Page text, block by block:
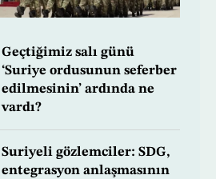
Geçtiğimiz salı günü
‘Suriye ordusunun seferber
edilmesinin’ ardında ne
vardı?
Suriyeli gözlemciler: SDG,
entegrasyon anlaşmasının